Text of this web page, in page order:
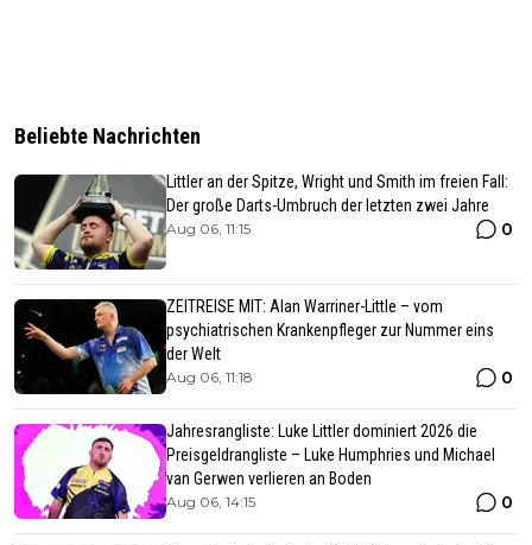
Beliebte Nachrichten
Littler an der Spitze, Wright und Smith im freien Fall:
Der große Darts-Umbruch der letzten zwei Jahre
Aug 06, 11:15 0
ZEITREISE MIT: Alan Warriner-Little – vom
psychiatrischen Krankenpfleger zur Nummer eins
der Welt
Aug 06, 11:18 0
Jahresrangliste: Luke Littler dominiert 2026 die
Preisgeldrangliste – Luke Humphries und Michael
van Gerwen verlieren an Boden
Aug 06, 14:15 0